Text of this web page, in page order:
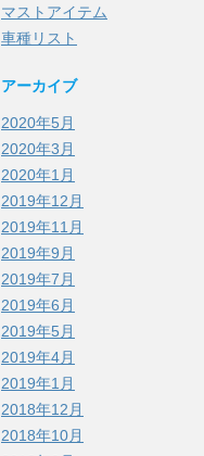
マストアイテム
車種リスト
アーカイブ
2020年5月
2020年3月
2020年1月
2019年12月
2019年11月
2019年9月
2019年7月
2019年6月
2019年5月
2019年4月
2019年1月
2018年12月
2018年10月